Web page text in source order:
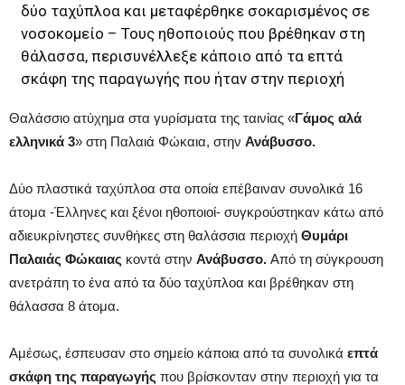
δύο ταχύπλοα και μεταφέρθηκε σοκαρισμένος σε
νοσοκομείο – Τους ηθοποιούς που βρέθηκαν στη
θάλασσα, περισυνέλλεξε κάποιο από τα επτά
σκάφη της παραγωγής που ήταν στην περιοχή
Θαλάσσιο ατύχημα στα γυρίσματα της ταινίας «Γάμος αλά
ελληνικά 3» στη Παλαιά Φώκαια, στην Ανάβυσσο.
Δύο πλαστικά ταχύπλοα στα οποία επέβαιναν συνολικά 16
άτομα -Έλληνες και ξένοι ηθοποιοί- συγκρούστηκαν κάτω από
αδιευκρίνηστες συνθήκες στη θαλάσσια περιοχή Θυμάρι
Παλαιάς Φώκαιας κοντά στην Ανάβυσσο. Από τη σύγκρουση
ανετράπη το ένα από τα δύο ταχύπλοα και βρέθηκαν στη
θάλασσα 8 άτομα.
Αμέσως, έσπευσαν στο σημείο κάποια από τα συνολικά επτά
σκάφη της παραγωγής που βρίσκονταν στην περιοχή για τα